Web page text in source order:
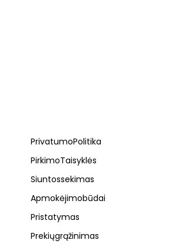
Privatumo Politika
Pirkimo Taisyklės
Siuntos sekimas
Apmokėjimo būdai
Pristatymas
Prekių grąžinimas